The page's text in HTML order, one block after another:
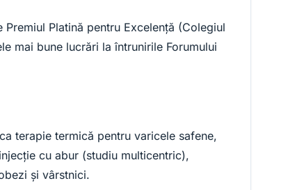
Platină pentru Excelență (Colegiul
mai bune lucrări la întrunirile Forumului
terapie termică pentru varicele safene,
cu abur (studiu multicentric),
și vârstnici.